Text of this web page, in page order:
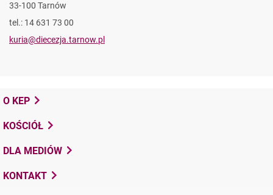
33-100 Tarnów
tel.: 14 631 73 00
kuria@diecezja.tarnow.pl
O KEP
KOŚCIÓŁ
DLA MEDIÓW
KONTAKT